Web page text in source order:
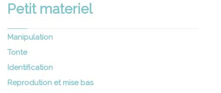
Petit materiel
Manipulation
Tonte
Identification
Reprodution et mise bas